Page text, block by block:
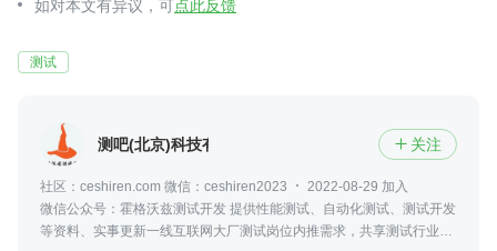
如对本文有异议，可点此反馈
测试
测吧(北京)科技有限公司  关注
社区：ceshiren.com 微信：ceshiren2023
2022-08-29 加入
微信公众号：霍格沃兹测试开发 提供性能测试、自动化测试、测试开发
等资料、实事更新一线互联网大厂测试岗位内推需求，共享测试行业动